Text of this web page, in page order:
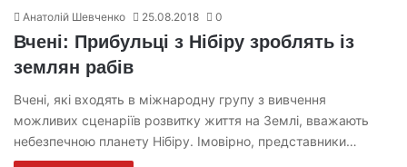
Анатолій Шевченко 25.08.2018 0
Вчені: Прибульці з Нібіру зроблять із
землян рабів
Вчені, які входять в міжнародну групу з вивчення
можливих сценаріїв розвитку життя на Землі, вважають
небезпечною планету Нібіру. Імовірно, представники…